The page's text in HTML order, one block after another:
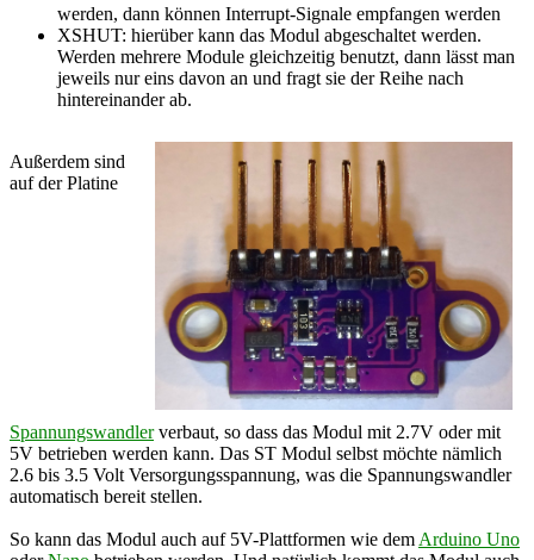
werden, dann können Interrupt-Signale empfangen werden
XSHUT: hierüber kann das Modul abgeschaltet werden.
Werden mehrere Module gleichzeitig benutzt, dann lässt man
jeweils nur eins davon an und fragt sie der Reihe nach
hintereinander ab.
Außerdem sind
auf der Platine
Spannungswandlerverbaut, so dass das Modul mit 2.7V oder mit
5V betrieben werden kann. Das ST Modul selbst möchte nämlich
2.6 bis 3.5 Volt Versorgungsspannung, was die Spannungswandler
automatisch bereit stellen.
So kann das Modul auch auf 5V-Plattformen wie dem Arduino Uno